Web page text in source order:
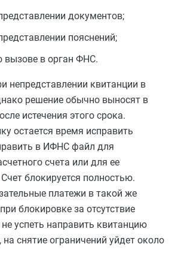
документов;
пояснений;
вызове в орган ФНС.
непредставлении квитанции в
решение обычно выносят в
истечения этого срока.
остается время исправить
в ИФНС файл для
счета или для ее
блокируется полностью.
платежи в такой же
блокировке за отсутствие
успеть направить квитанцию
снятие ограничений уйдет около